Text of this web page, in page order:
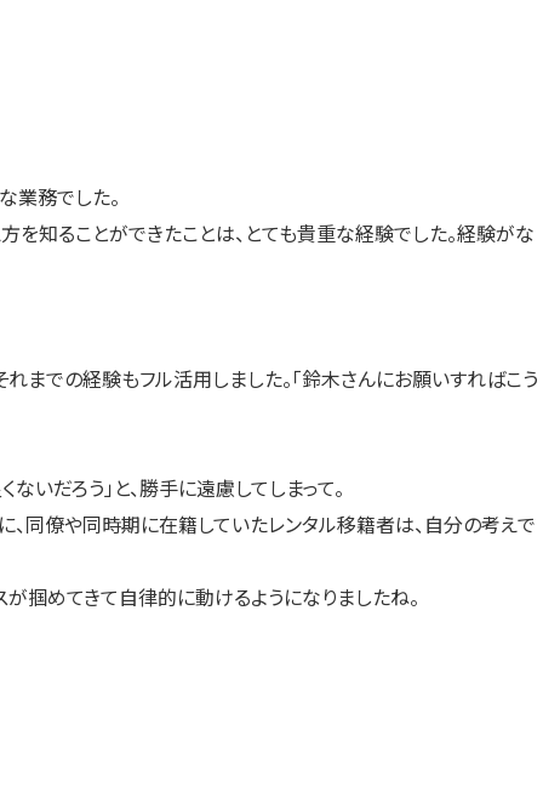
業務でした。
を知ることができたことは、とても貴重な経験でした。経験がな
までの経験もフル活用しました。「鈴木さんにお願いすればこう
だろう」と、勝手に遠慮してしまって。
、同僚や同時期に在籍していたレンタル移籍者は、自分の考えで
が掴めてきて自律的に動けるようになりましたね。